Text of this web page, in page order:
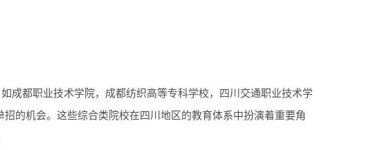
成都职业技术学院，成都纺织高等专科学校，四川交通职业技术学
的机会。这些综合类院校在四川地区的教育体系中扮演着重要角